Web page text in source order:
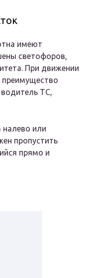
имеют
светофоров,
При движении
преимущество
ТС,
налево или
пропустить
прямо и